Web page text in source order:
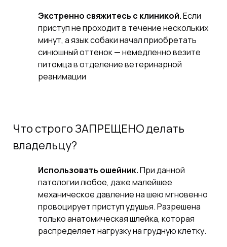
Экстренно свяжитесь с клиникой.Если
приступ не проходит в течение нескольких
минут, а язык собаки начал приобретать
синюшный оттенок — немедленно везите
питомца в отделение ветеринарной
реанимации
Что строго ЗАПРЕЩЕНО делать
владельцу?
Использовать ошейник.При данной
патологии любое, даже малейшее
механическое давление на шею мгновенно
провоцирует приступ удушья. Разрешена
только анатомическая шлейка, которая
распределяет нагрузку на грудную клетку.